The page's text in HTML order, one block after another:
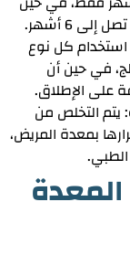
6 أشهر.
استخدام كل نوع
في حين أن
على الإطلاق.
: يتم التخلص من
من استقرارها بمعدة المريض،
الطبي.